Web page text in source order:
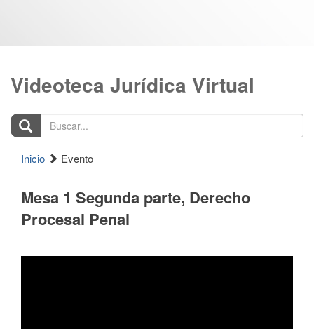
Videoteca Jurídica Virtual
Buscar...
Inicio Evento
Mesa 1 Segunda parte, Derecho
Procesal Penal